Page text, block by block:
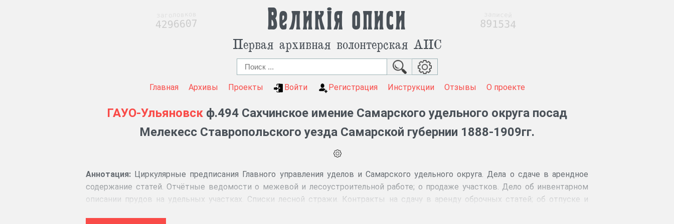
Великія описи
Первая архивная волонтерская АИС
Главная Архивы Проекты Войти Регистрация Инструкции Отзывы О проекте
ГАУО-Ульяновск ф.494 Сахчинское имение Самарского удельного округа посад
Мелекесс Ставропольского уезда Самарской губернии 1888-1909гг.
Аннотация: Циркулярные предписания Главного управления уделов и Самарского удельного округа. Дела о сдаче в арендное
содержание статей. Отчётные ведомости о межевой и лесоустроительной работе; о продаже участков. Дело об инвентарном
описании прудов на удельных участках. Списки лесной стражи. Контракты на сдачу в аренду оброчных статей; об отпуске и
4296607 891534